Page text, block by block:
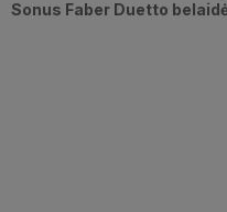
Sonus Faber Duetto